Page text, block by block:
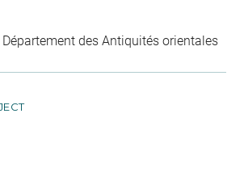
des Antiquités orientales